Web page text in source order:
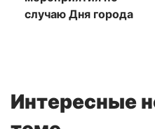
случаю Дня города
Интересные